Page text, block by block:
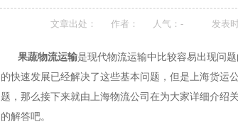
文章出处： 作者： 人气： - 发表
果蔬物流运输是现代物流运输中比较容易出现问
的快速发展已经解决了这些基本问题，但是上海货运
题，那么接下来就由上海物流公司在为大家详细介绍
的解答吧。